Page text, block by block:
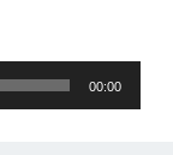
00:00